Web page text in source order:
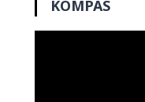
KOMPAS